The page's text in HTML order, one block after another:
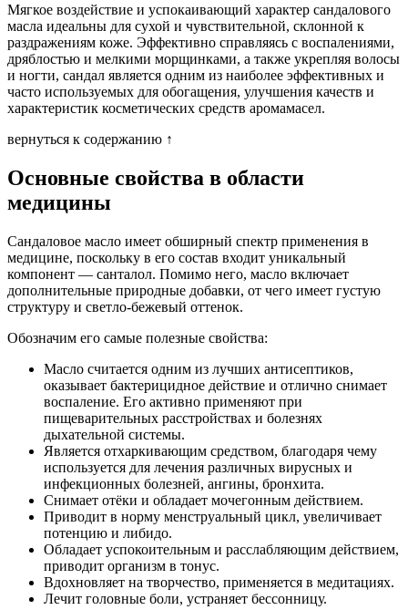
Мягкое воздействие и успокаивающий характер сандалового
масла идеальны для сухой и чувствительной, склонной к
раздражениям коже. Эффективно справляясь с воспалениями,
дряблостью и мелкими морщинками, а также укрепляя волосы
и ногти, сандал является одним из наиболее эффективных и
часто используемых для обогащения, улучшения качеств и
характеристик косметических средств аромамасел.
вернуться к содержанию ↑
Основные свойства в области
медицины
Сандаловое масло имеет обширный спектр применения в
медицине, поскольку в его состав входит уникальный
компонент — санталол. Помимо него, масло включает
дополнительные природные добавки, от чего имеет густую
структуру и светло-бежевый оттенок.
Обозначим его самые полезные свойства:
Масло считается одним из лучших антисептиков,
оказывает бактерицидное действие и отлично снимает
воспаление. Его активно применяют при
пищеварительных расстройствах и болезнях
дыхательной системы.
Является отхаркивающим средством, благодаря чему
используется для лечения различных вирусных и
инфекционных болезней, ангины, бронхита.
Снимает отёки и обладает мочегонным действием.
Приводит в норму менструальный цикл, увеличивает
потенцию и либидо.
Обладает успокоительным и расслабляющим действием,
приводит организм в тонус.
Вдохновляет на творчество, применяется в медитациях.
Лечит головные боли, устраняет бессонницу.